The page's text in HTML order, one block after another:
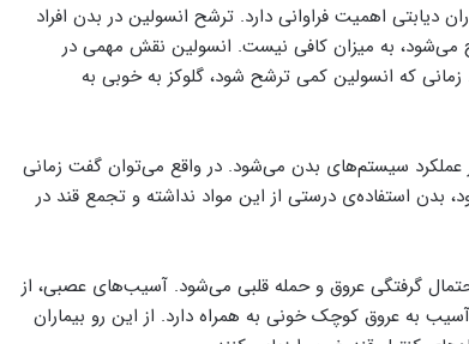
دیابتی اهمیت فراوانی دارد. ترشح انسولین در بدن افراد
می‌شود، به میزان کافی نیست. انسولین نقش مهمی در
زمانی که انسولین کمی ترشح شود، گلوکز به خوبی به
سیستم‌های بدن می‌شود. در واقع می‌توان گفت زمانی
بدن استفاده‌ی درستی از این مواد نداشته و تجمع قند در
گرفتگی عروق و حمله قلبی می‌شود. آسیب‌های عصبی، از
به عروق کوچک خونی به همراه دارد. از این رو بیماران